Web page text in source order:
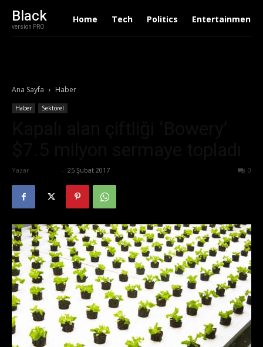
Black
version PRO
Home Tech Politics Entertainment
Ana Sayfa Haber
Haber Sektörel
Yazar - 25 Şubat 2017 0